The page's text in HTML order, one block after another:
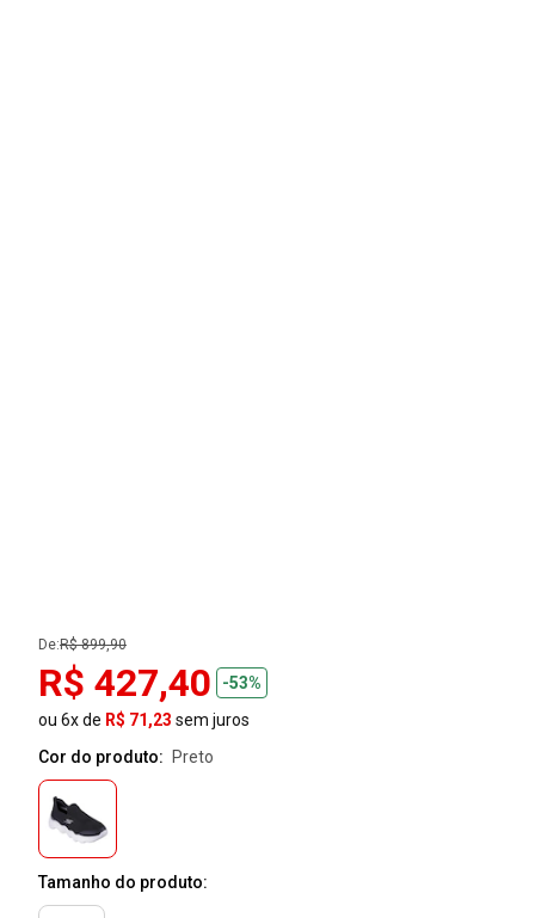
De:R$ 899,90
R$ 427,40
-53%
ou 6x de R$ 71,23 sem juros
Cor do produto:
preto
Tamanho do produto: